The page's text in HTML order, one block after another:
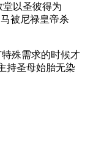
堂以圣彼得为
被尼禄皇帝杀
殊需求的时候才
持圣母始胎无染